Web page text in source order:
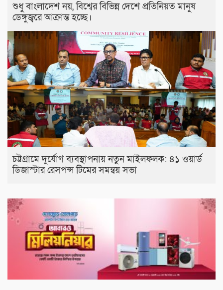
শুধু বাংলাদেশ নয়, বিশ্বের বিভিন্ন দেশে প্রতিনিয়ত মানুষ
ডেঙ্গুজ্বরে আক্রান্ত হচ্ছে।
চট্টগ্রামে দুর্যোগ ব্যবস্থাপনায় নতুন মাইলফলক: ৪১ ওয়ার্ড
ডিজাস্টার রেসপন্স টিমের সমন্বয় সভা